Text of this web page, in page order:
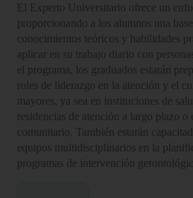
El Experto Universitario ofrece un
proporcionando a los alumnos una
conocimientos teóricos y habilidades
aplicar en su trabajo diario con
el programa, los graduados estarán
roles de liderazgo en la atención y el
mayores, ya sea en instituciones de
residencias de atención a largo plazo o
comunitario. También estarán
equipos multidisciplinarios en la
programas de intervención